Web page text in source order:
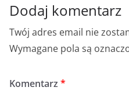
Dodaj komentarz
Twój adres email nie
Wymagane pola są
Komentarz *